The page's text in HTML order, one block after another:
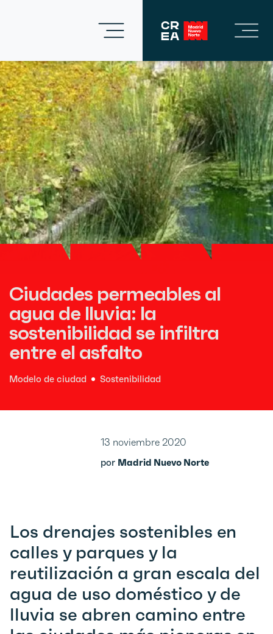
Ciudades permeables al
agua de lluvia: la
sostenibilidad se infiltra
entre el asfalto
Modelo de ciudad Sostenibilidad
Los drenajes sostenibles en
calles y parques y la
reutilización a gran escala del
agua de uso doméstico y de
lluvia se abren camino entre
13 noviembre 2020
por Madrid Nuevo Norte